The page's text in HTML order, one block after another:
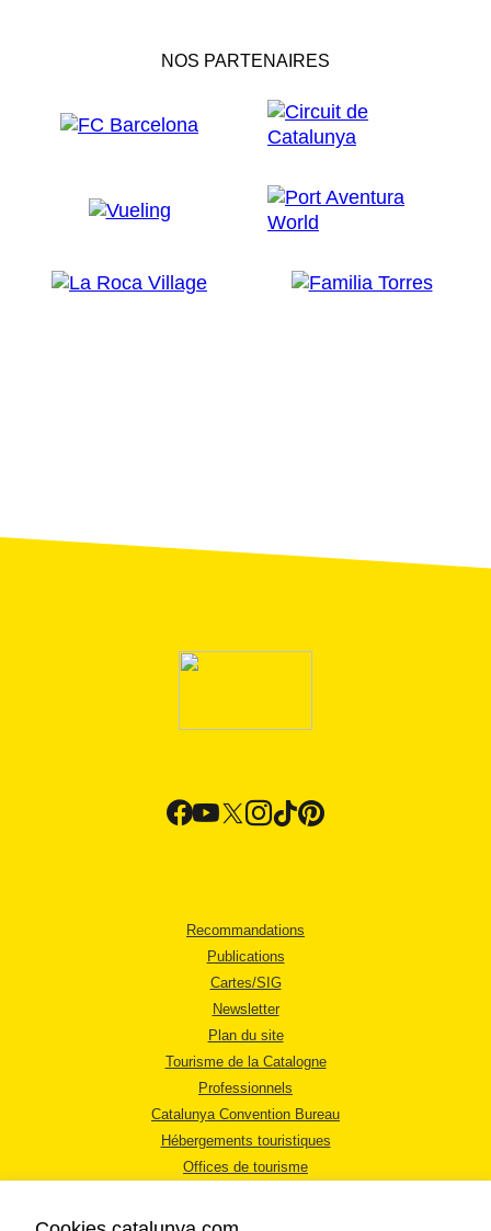
NOS PARTENAIRES
Recommandations
Publications
Cartes/SIG
Newsletter
Plan du site
Tourisme de la Catalogne
Professionnels
Catalunya Convention Bureau
Hébergements touristiques
Offices de tourisme